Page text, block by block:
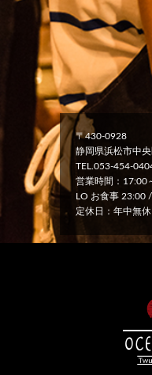
〒430-0928
静岡県浜松市中
TEL.053-454-
営業時間：17:00
LO お食事 23:00
定休日：年中無休